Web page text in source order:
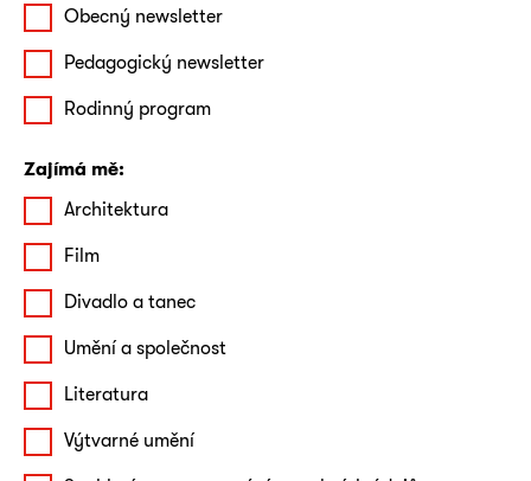
Obecný newsletter
Pedagogický newsletter
Rodinný program
Zajímá mě:
Architektura
Film
Divadlo a tanec
Umění a společnost
Literatura
Výtvarné umění